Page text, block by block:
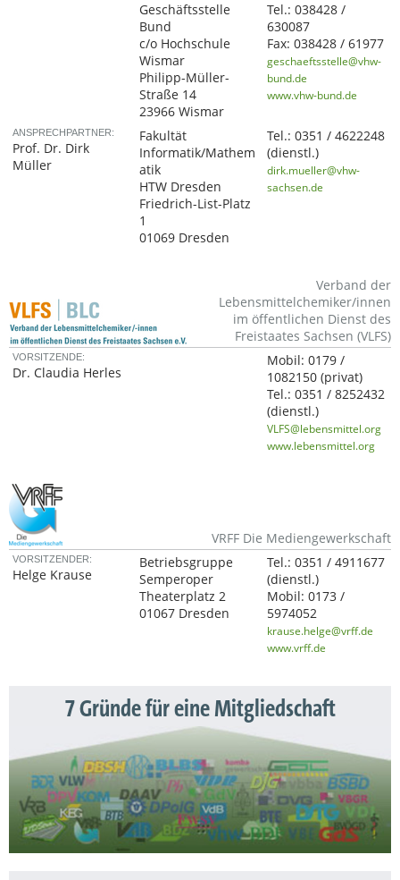
Geschäftsstelle
Bund
c/o Hochschule
Wismar
Philipp-Müller-
Straße 14
23966 Wismar
Tel.:038428 /
630087
Fax:038428 / 61977
geschaeftsstelle@vhw-
bund.de
www.vhw-bund.de
ANSPRECHPARTNER:
Prof. Dr. Dirk
Müller
Fakultät
Informatik/Mathem
atik
HTW Dresden
Friedrich-List-Platz
1
01069 Dresden
Tel.:0351 / 4622248
(dienstl.)
dirk.mueller@vhw-
sachsen.de
Verband der
Lebensmittelchemiker/innen
im öffentlichen Dienst des
Freistaates Sachsen (VLFS)
VORSITZENDE:
Dr. Claudia Herles
Mobil:0179 /
1082150(privat)
Tel.:0351 / 8252432
(dienstl.)
VLFS@lebensmittel.org
www.lebensmittel.org
VRFF Die Mediengewerkschaft
VORSITZENDER:
Helge Krause
Betriebsgruppe
Semperoper
Theaterplatz 2
01067 Dresden
Tel.:0351 / 4911677
(dienstl.)
Mobil:0173 /
5974052
krause.helge@vrff.de
www.vrff.de
7 Gründe für eine Mitgliedschaft